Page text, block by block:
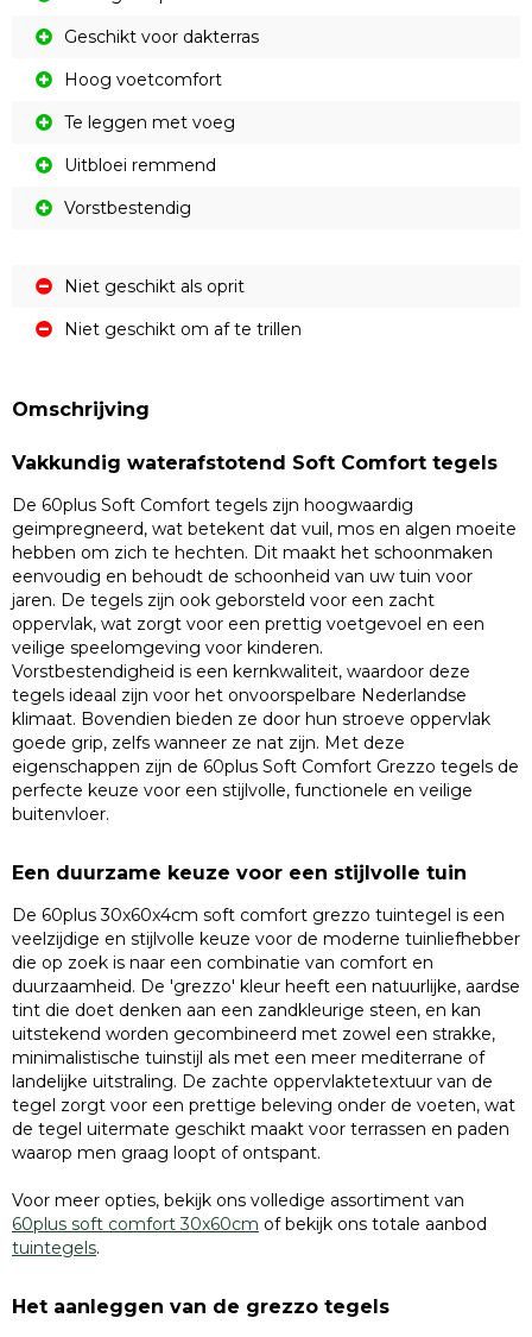
Geschikt voor dakterras
Hoog voetcomfort
Te leggen met voeg
Uitbloei remmend
Vorstbestendig
Niet geschikt als oprit
Niet geschikt om af te trillen
Omschrijving
Vakkundig waterafstotend Soft Comfort tegels
De 60plus Soft Comfort tegels zijn hoogwaardig
geimpregneerd, wat betekent dat vuil, mos en algen moeite
hebben om zich te hechten. Dit maakt het schoonmaken
eenvoudig en behoudt de schoonheid van uw tuin voor
jaren. De tegels zijn ook geborsteld voor een zacht
oppervlak, wat zorgt voor een prettig voetgevoel en een
veilige speelomgeving voor kinderen.
Vorstbestendigheid is een kernkwaliteit, waardoor deze
tegels ideaal zijn voor het onvoorspelbare Nederlandse
klimaat. Bovendien bieden ze door hun stroeve oppervlak
goede grip, zelfs wanneer ze nat zijn. Met deze
eigenschappen zijn de 60plus Soft Comfort Grezzo tegels de
perfecte keuze voor een stijlvolle, functionele en veilige
buitenvloer.
Een duurzame keuze voor een stijlvolle tuin
De 60plus 30x60x4cm soft comfort grezzo tuintegel is een
veelzijdige en stijlvolle keuze voor de moderne tuinliefhebber
die op zoek is naar een combinatie van comfort en
duurzaamheid. De 'grezzo' kleur heeft een natuurlijke, aardse
tint die doet denken aan een zandkleurige steen, en kan
uitstekend worden gecombineerd met zowel een strakke,
minimalistische tuinstijl als met een meer mediterrane of
landelijke uitstraling. De zachte oppervlaktetextuur van de
tegel zorgt voor een prettige beleving onder de voeten, wat
de tegel uitermate geschikt maakt voor terrassen en paden
waarop men graag loopt of ontspant.
Voor meer opties, bekijk ons volledige assortiment van
60plus soft comfort 30x60cm of bekijk ons totale aanbod
tuintegels.
Het aanleggen van de grezzo tegels